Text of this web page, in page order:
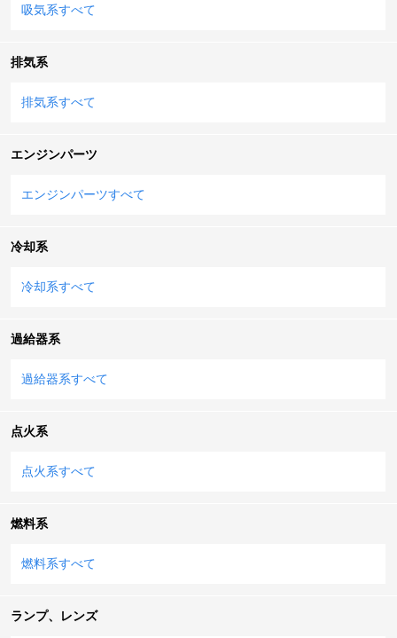
吸気系すべて
排気系
排気系すべて
エンジンパーツ
エンジンパーツすべて
冷却系
冷却系すべて
過給器系
過給器系すべて
点火系
点火系すべて
燃料系
燃料系すべて
ランプ、レンズ